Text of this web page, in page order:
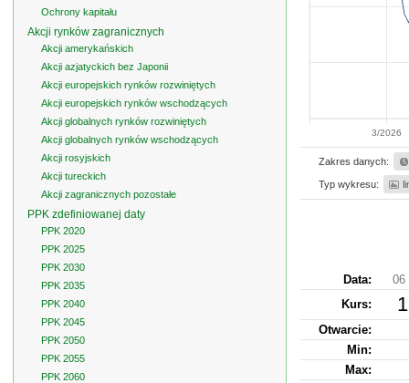
3/2026
Zakres danych:
Typ wykresu:
Data:
06
Kurs:
Otwarcie:
Min:
Max:
Ochrony kapitału
Akcji rynków zagranicznych
Akcji amerykańskich
Akcji azjatyckich bez Japonii
Akcji europejskich rynków rozwiniętych
Akcji europejskich rynków wschodzących
Akcji globalnych rynków rozwiniętych
Akcji globalnych rynków wschodzących
Akcji rosyjskich
Akcji tureckich
Akcji zagranicznych pozostałe
PPK zdefiniowanej daty
PPK 2020
PPK 2025
PPK 2030
PPK 2035
PPK 2040
PPK 2045
PPK 2050
PPK 2055
PPK 2060